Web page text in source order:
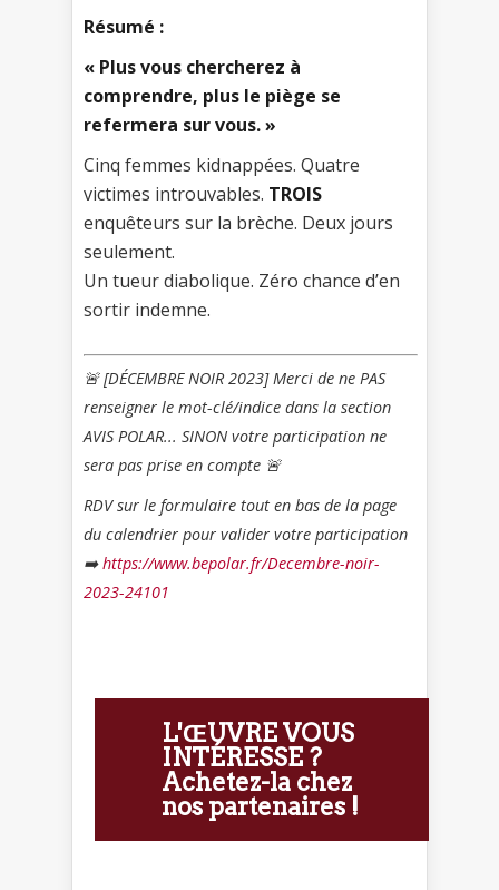
Résumé :
« Plus vous chercherez à
comprendre, plus le piège se
refermera sur vous. »
Cinq femmes kidnappées. Quatre
victimes introuvables. TROIS
enquêteurs sur la brèche. Deux jours
seulement.
Un tueur diabolique. Zéro chance d’en
sortir indemne.
🚨 [DÉCEMBRE NOIR 2023] Merci de ne PAS
renseigner le mot-clé/indice dans la section
AVIS POLAR... SINON votre participation ne
sera pas prise en compte 🚨
RDV sur le formulaire tout en bas de la page
du calendrier pour valider votre participation
➡️https://www.bepolar.fr/Decembre-noir-
2023-24101
L'ŒUVRE VOUS
INTÉRESSE ?
Achetez-la chez
nos partenaires !